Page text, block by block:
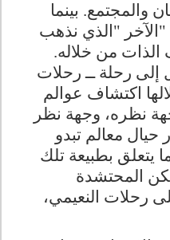
والمجتمع. بينما
" الذي نذهب
الذات من خلاله.
رحلة ــ رحلات
اكتشاف عوالم
نظره، وجهة نظر
حيال معالم تبدو
يتعلق بطبيعة تلك
ولكن المحتشدة
رحلات النعيمي،